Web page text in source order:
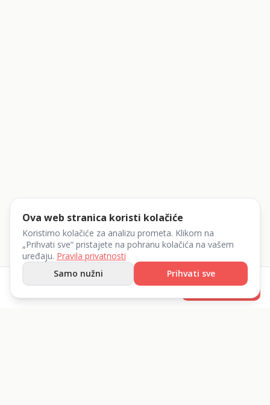
od17€/dan Rezerviraj
Ova web stranica koristi kolačiće
Koristimo kolačiće za analizu prometa. Klikom na
„Prihvati sve“ pristajete na pohranu kolačića na vašem
uređaju. Pravila privatnosti
Samo nužni
Prihvati sve